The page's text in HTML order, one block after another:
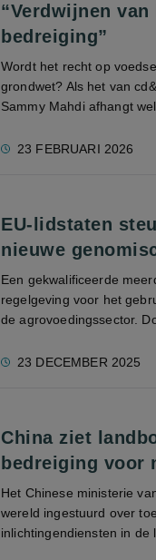
“Verdwijnen
bedreiging”
Wordt het recht op
grondwet? Als het van
Sammy Mahdi afhangt
23 FEBRUARI 2026
EU-lidstaten
nieuwe
Een gekwalificeerde
regelgeving voor het
de agrovoedingssector.
23 DECEMBER 2025
China ziet
bedreiging voor
Het Chinese ministerie
wereld ingestuurd over
inlichtingendiensten in de